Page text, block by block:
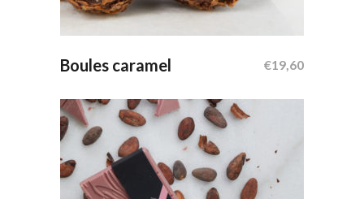
Ajouter Au Panier
Boules caramel €19,60